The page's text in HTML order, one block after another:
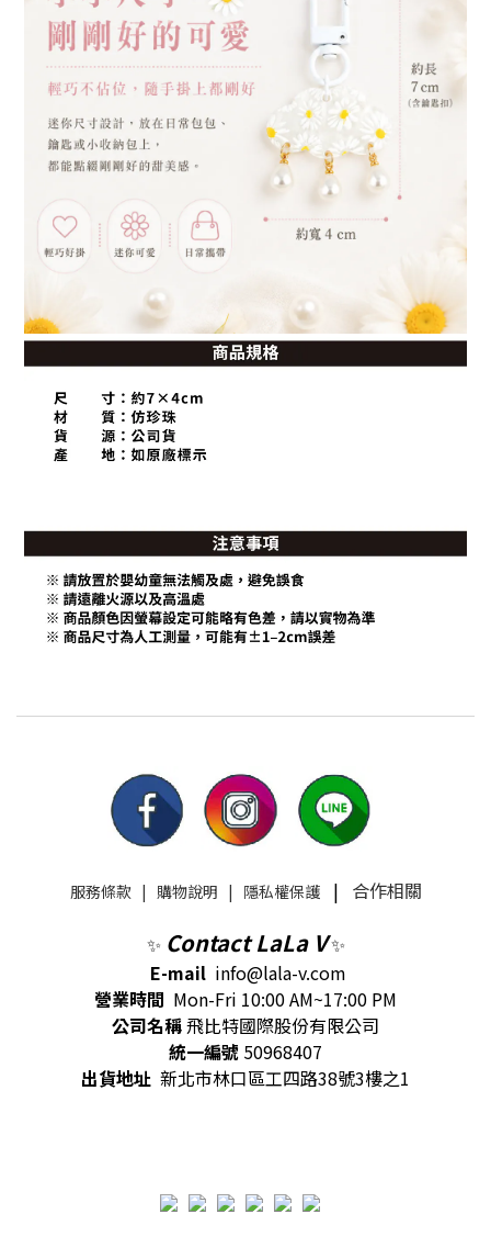
服務條款| 購物說明 | 隱私權保護| 合作相關
✨ Contact LaLa V✨
E-mail info@lala-v.com
營業時間 Mon-Fri 10:00 AM~17:00 PM
公司名稱飛比特國際股份有限公司
統一編號 50968407
出貨地址 新北市林口區工四路38號3樓之1